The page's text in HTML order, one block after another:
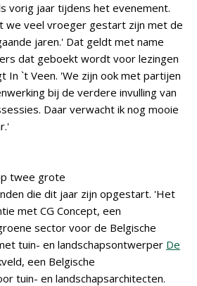
vorig jaar tijdens het evenement.
we veel vroeger gestart zijn met de
jaren.' Dat geldt met name
dat geboekt wordt voor lezingen
In `t Veen. 'We zijn ook met partijen
bij de verdere invulling van
Daar verwacht ik nog mooie
twee grote
die dit jaar zijn opgestart. 'Het
met CG Concept, een
sector voor de Belgische
tuin- en landschapsontwerper De
een Belgische
tuin- en landschapsarchitecten.